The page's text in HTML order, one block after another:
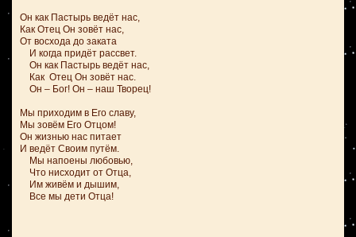
Он как Пастырь ведёт нас,
Как Отец Он зовёт нас,
От восхода до заката
И когда придёт рассвет.
Он как Пастырь ведёт нас,
Как Отец Он зовёт нас.
Он – Бог! Он – наш Творец!
Мы приходим в Его славу,
Мы зовём Его Отцом!
Он жизнью нас питает
И ведёт Своим путём.
Мы напоены любовью,
Что нисходит от Отца,
Им живём и дышим,
Все мы дети Отца!